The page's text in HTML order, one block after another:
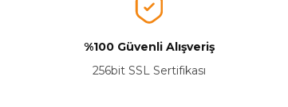
%100 Güvenli Alışveriş
256bit SSL Sertifikası